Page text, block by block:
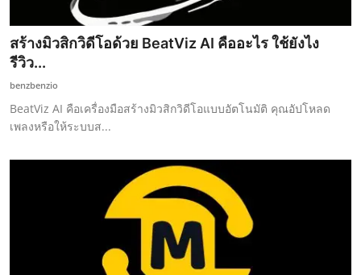
สร้างมิวสิกวิดีโอด้วย BeatViz AI คืออะไร ใช้ยังไง
รีวิว...
benzbenzio
BeatViz AI คือเครื่องมือสร้างมิวสิกวิดีโอแบบอัตโนมัติ คุณอัปโหลด
เพลงหรือให้ระบบส...